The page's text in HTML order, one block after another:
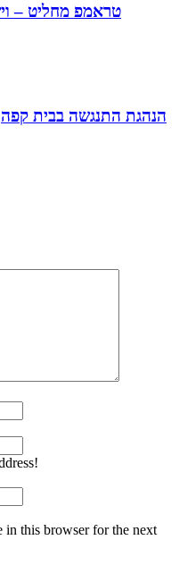
טראמפ מחליט –
הנהגת התנגשה בבית
in this browser for the next